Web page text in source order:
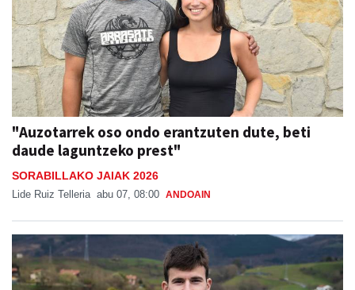
"Auzotarrek oso ondo erantzuten dute, beti
daude laguntzeko prest"
SORABILLAKO JAIAK 2026
Lide Ruiz Telleria abu 07, 08:00 ANDOAIN